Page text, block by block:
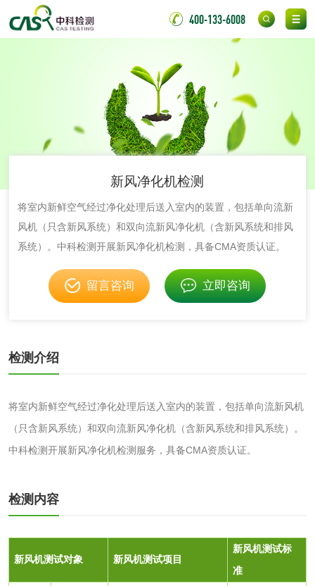
400-133-6008
新风净化机检测
将室内新鲜空气经过净化处理后送入室内的装置，包括单向流新
风机（只含新风系统）和双向流新风净化机（含新风系统和排风
系统）。中科检测开展新风净化机检测，具备CMA资质认证。
留言咨询 立即咨询
检测介绍
将室内新鲜空气经过净化处理后送入室内的装置，包括单向流新风机
（只含新风系统）和双向流新风净化机（含新风系统和排风系统）。
中科检测开展新风净化机检测服务，具备CMA资质认证。
检测内容
新风机测试对象 新风机测试项目
新风机测试标
准
成分分析配方研发 驱蚊检测
防霉检测 霉菌污染分析
消毒产品备案 防螨除螨检测
微生物检测
化妆品毒理试验 化妆品毒理测试
化妆品眼刺激试验 化妆品皮肤刺激试
验
洗衣液检测 洗涤剂检测